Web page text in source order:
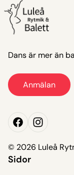
Dans är mer än
Anmälan
Anmälan
© 2026 Luleå
Sidor